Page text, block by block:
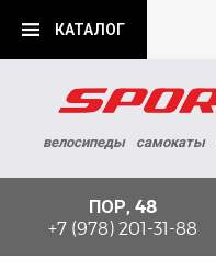
КАТАЛОГ
велосипеды самокаты
ПОР, 48
+7 (978) 201-31-88